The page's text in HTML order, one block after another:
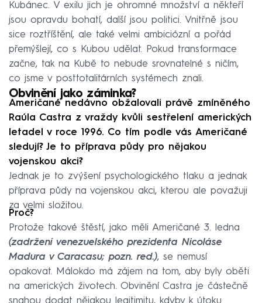
Kubánec. V exilu jich je ohromné množství a někteří
jsou opravdu bohatí, další jsou politici. Vnitřně jsou
sice roztříštění, ale také velmi ambiciózní a pořád
přemýšlejí, co s Kubou udělat. Pokud transformace
začne, tak na Kubě to nebude srovnatelné s ničím,
co jsme v posttotalitárních systémech znali.
Obvinění jako záminka?
Američané nedávno obžalovali právě zmíněného
Raúla Castra z vraždy kvůli sestřelení amerických
letadel v roce 1996. Co tím podle vás Američané
sledují? Je to příprava půdy pro nějakou
vojenskou akci?
Jednak je to zvýšení psychologického tlaku a jednak
příprava půdy na vojenskou akci, kterou ale považuji
za velmi složitou.
Proč?
Protože takové štěstí, jako měli Američané 3. ledna
(zadržení venezuelského prezidenta Nicoláse
Madura v Caracasu; pozn. red.), se nemusí
opakovat. Málokdo má zájem na tom, aby byly oběti
na amerických životech. Obvinění Castra je částečně